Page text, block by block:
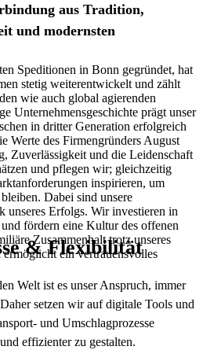
aus Tradition,
und modernsten
Speditionen in Bonn gegründet, hat
stetig weiterentwickelt und zählt
wie auch global agierenden
Unternehmensgeschichte prägt unser
in dritter Generation erfolgreich
Werte des Firmengründers August
Zuverlässigkeit und die Leidenschaft
und pflegen wir; gleichzeitig
inspirieren, um
Dabei sind unsere
unseres Erfolgs. Wir investieren in
fördern eine Kultur des offenen
Zusammenhalt trotz unseres
ermöglicht ein vertrauensvolles
& Flexibilität
Welt ist es unser Anspruch, immer
setzen wir auf digitale Tools und
und Umschlagprozesse
effizienter zu gestalten.